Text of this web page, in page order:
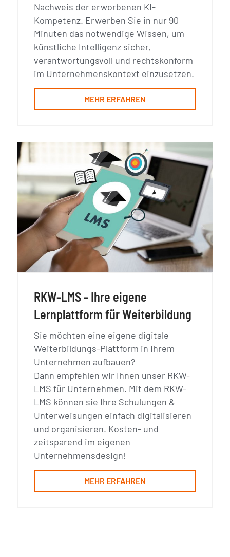
Nachweis der erworbenen KI-
Kompetenz. Erwerben Sie in nur 90
Minuten das notwendige Wissen, um
künstliche Intelligenz sicher,
verantwortungsvoll und rechtskonform
im Unternehmenskontext einzusetzen.
MEHR ERFAHREN
RKW-LMS - Ihre eigene
Lernplattform für Weiterbildung
Sie möchten eine eigene digitale
Weiterbildungs-Plattform in Ihrem
Unternehmen aufbauen?
Dann empfehlen wir Ihnen unser RKW-
LMS für Unternehmen. Mit dem RKW-
LMS können sie Ihre Schulungen &
Unterweisungen einfach digitalisieren
und organisieren. Kosten- und
zeitsparend im eigenen
Unternehmensdesign!
MEHR ERFAHREN